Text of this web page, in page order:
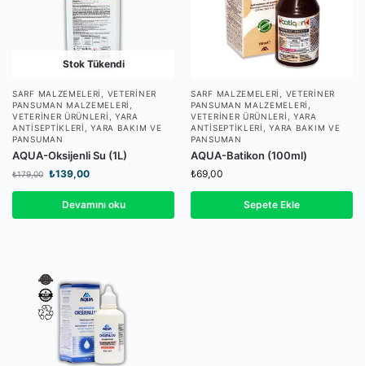
Stok Tükendi
SARF MALZEMELERI
VETERINER
PANSUMAN MALZEMELERI
VETERINER ÜRÜNLERI
,YARA
ANTISEPTIKLERI
,YARA BAKIM VE
PANSUMAN
AQUA-Oksijenli Su (1L)
₺179,00 ₺139,00
Devamını oku
SARF MALZEMELERI
VETERINER
PANSUMAN MALZEMELERI
VETERINER ÜRÜNLERI
,YARA
ANTISEPTIKLERI
,YARA BAKIM VE
PANSUMAN
AQUA-Batikon (100ml)
₺69,00
Sepete Ekle